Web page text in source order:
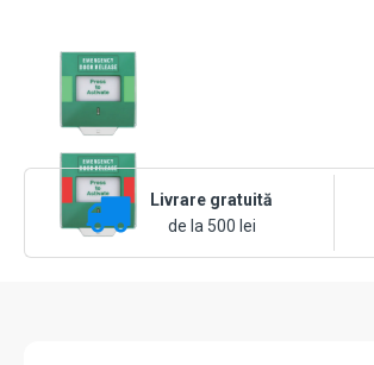
Livrare gratuită
de la 500 lei